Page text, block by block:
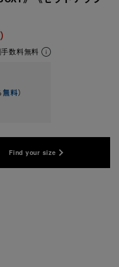
数料無料
無料）
Find your size